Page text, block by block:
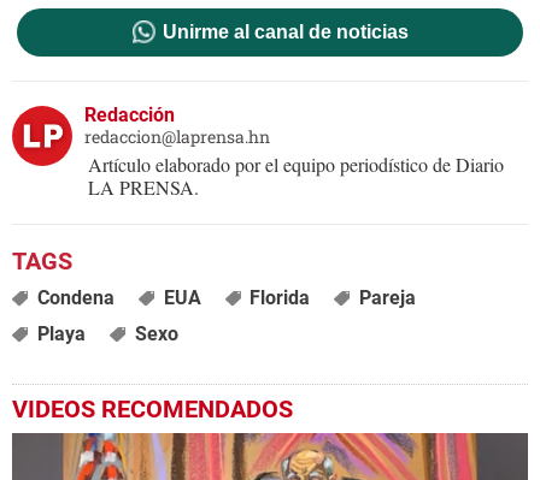
Unirme al canal de noticias
Redacción
redaccion@laprensa.hn
Artículo elaborado por el equipo periodístico de Diario
LA PRENSA.
Condena EUA Florida
Pareja
Playa
Sexo
VIDEOS RECOMENDADOS